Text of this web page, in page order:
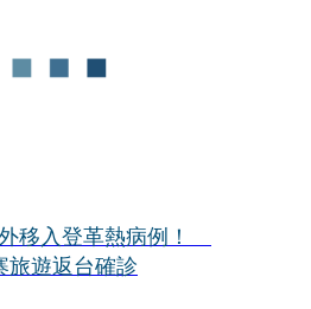
移入登革熱病例！
旅遊返台確診